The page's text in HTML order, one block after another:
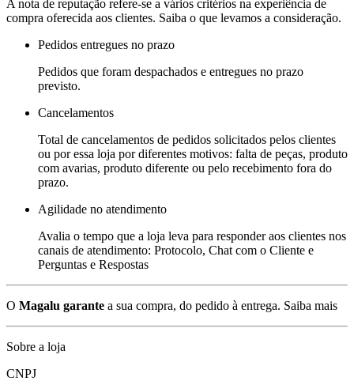
A nota de reputação refere-se a vários critérios na experiência de
compra oferecida aos clientes. Saiba o que levamos a consideração.
Pedidos entregues no prazo
Pedidos que foram despachados e entregues no prazo
previsto.
Cancelamentos
Total de cancelamentos de pedidos solicitados pelos clientes
ou por essa loja por diferentes motivos: falta de peças, produto
com avarias, produto diferente ou pelo recebimento fora do
prazo.
Agilidade no atendimento
Avalia o tempo que a loja leva para responder aos clientes nos
canais de atendimento: Protocolo, Chat com o Cliente e
Perguntas e Respostas
O Magalu garante a sua compra, do pedido à entrega. Saiba mais
Sobre a loja
CNPJ